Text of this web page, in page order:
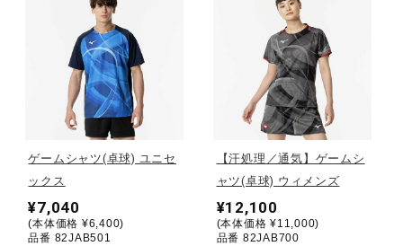
ソフトボール
柔道
ウィンタースポーツ
ワーキング
ゲームシャツ(卓球) ユニセ
ックス
¥7,040
(本体価格 ¥6,400)
品番 82JAB501
【汗処理／通気】ゲームシ
ャツ(卓球) ウィメンズ
¥12,100
(本体価格 ¥11,000)
品番 82JAB700